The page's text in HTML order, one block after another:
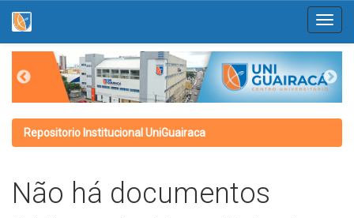
navigation
Repositorio Institucional UniGuairaca
Não há documentos